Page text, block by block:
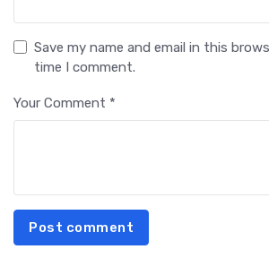
Save my name and email in this
time I comment.
Your Comment *
Post comment